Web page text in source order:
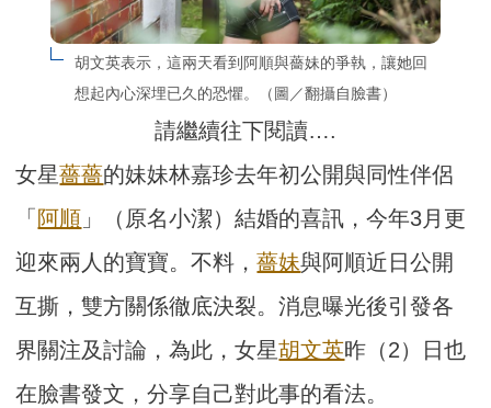
胡文英表示，這兩天看到阿順與薔妹的爭執，讓她回
想起內心深埋已久的恐懼。（圖／翻攝自臉書）
請繼續往下閱讀….
女星薔薔的妹妹林嘉珍去年初公開與同性伴侶
「 阿順 」（原名小潔）結婚的喜訊，今年3月更
迎來兩人的寶寶。不料，薔妹與阿順近日公開
互撕，雙方關係徹底決裂。消息曝光後引發各
界關注及討論，為此，女星胡文英昨（2）日也
在臉書發文，分享自己對此事的看法。